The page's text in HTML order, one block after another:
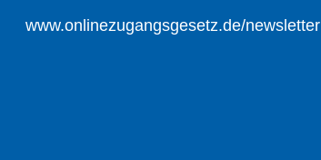
www.onlinezugangsgesetz.de/newsletter